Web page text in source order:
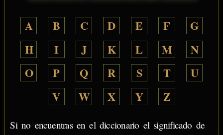
A B C D E F
G
H
I J K L M
N
O
P Q R S T
U
V
W X Y Z
Si no encuentras en el diccionario el significado de